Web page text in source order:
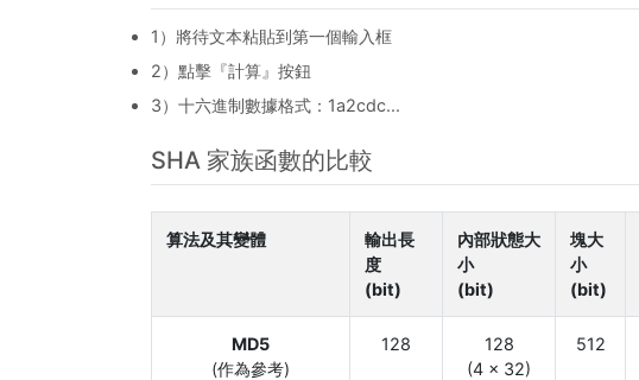
1）將待文本粘貼到第一個輸入框
2）點擊『計算』按鈕
3）十六進制數據格式：1a2cdc...
SHA 家族函數的比較
算法及其變體
輸出長
度
(bit)
內部狀態大
小
(bit)
塊大
小
(bit)
MD5
(作為參考)
128
128
(4 × 32)
512